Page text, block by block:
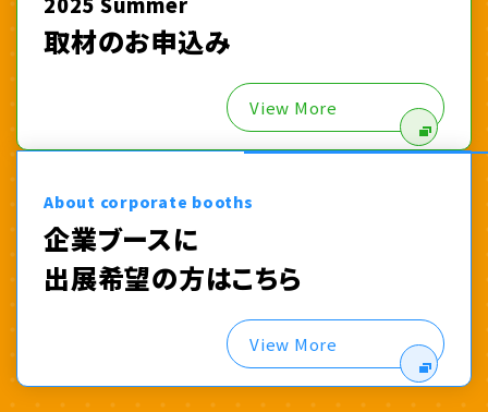
取材のお申込み
View More
About corporate booths
企業ブースに
出展希望の方はこちら
View More